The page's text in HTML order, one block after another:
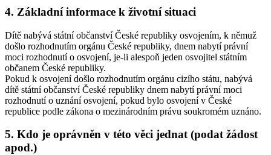
4. Základní informace k životní situaci
Dítě nabývá státní občanství České republiky osvojením, k němuž
došlo rozhodnutím orgánu České republiky, dnem nabytí právní
moci rozhodnutí o osvojení, je-li alespoň jeden osvojitel státním
občanem České republiky.
Pokud k osvojení došlo rozhodnutím orgánu cizího státu, nabývá
dítě státní občanství České republiky dnem nabytí právní moci
rozhodnutí o uznání osvojení, pokud bylo osvojení v České
republice podle zákona o mezinárodním právu soukromém uznáno.
5. Kdo je oprávněn v této věci jednat (podat žádost
apod.)